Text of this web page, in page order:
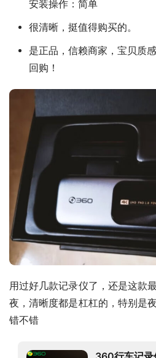
安装操作：简单
很清晰，挺值得购买的。
是正品，信赖商家，宝贝质
回购！
用过好几款记录仪了，还是这款
夜，清晰度都是杠杠的，特别是
错不错